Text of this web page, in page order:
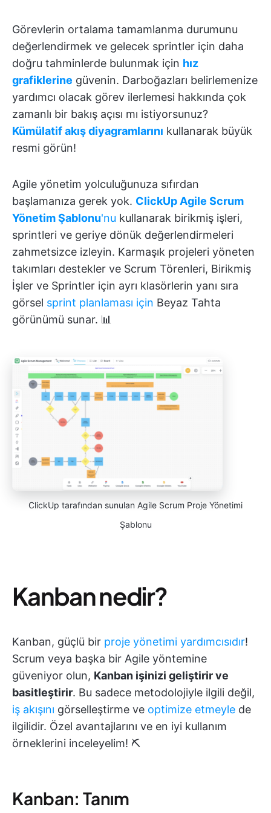
Görevlerin ortalama tamamlanma durumunu
değerlendirmek ve gelecek sprintler için daha
doğru tahminlerde bulunmak için hız
grafiklerine güvenin. Darboğazları belirlemenize
yardımcı olacak görev ilerlemesi hakkında çok
zamanlı bir bakış açısı mı istiyorsunuz?
Kümülatif akış diyagramlarını kullanarak büyük
resmi görün!
Agile yönetim yolculuğunuza sıfırdan
başlamanıza gerek yok. ClickUp Agile Scrum
Yönetim Şablonu'nu kullanarak birikmiş işleri,
sprintleri ve geriye dönük değerlendirmeleri
zahmetsizce izleyin. Karmaşık projeleri yöneten
takımları destekler ve Scrum Törenleri, Birikmiş
İşler ve Sprintler için ayrı klasörlerin yanı sıra
görsel sprint planlaması için Beyaz Tahta
görünümü sunar. 📊
ClickUp tarafından sunulan Agile Scrum Proje Yönetimi
Şablonu
Kanban nedir?
Kanban, güçlü bir proje yönetimi yardımcısıdır!
Scrum veya başka bir Agile yöntemine
güveniyor olun, Kanban işinizi geliştirir ve
basitleştirir. Bu sadece metodolojiyle ilgili değil,
iş akışını görselleştirme ve optimize etmeyle de
ilgilidir. Özel avantajlarını ve en iyi kullanım
örneklerini inceleyelim! ⛏️
Kanban: Tanım